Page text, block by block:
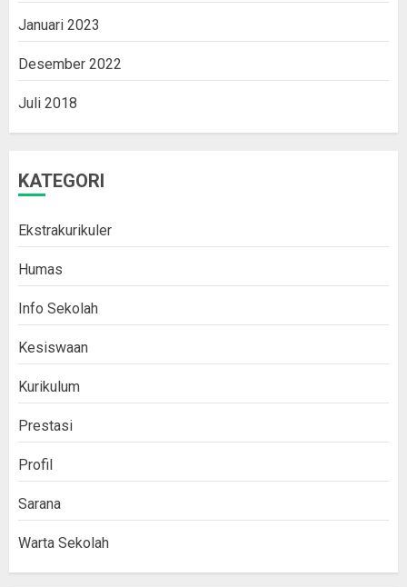
Januari 2023
Desember 2022
Juli 2018
KATEGORI
Ekstrakurikuler
Humas
Info Sekolah
Kesiswaan
Kurikulum
Prestasi
Profil
Sarana
Warta Sekolah